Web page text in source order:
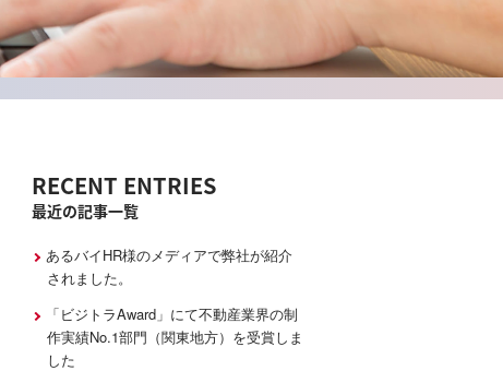
RECENT ENTRIES
最近の記事一覧
あるバイHR様のメディアで弊社が紹介
されました。
「ビジトラAward」にて不動産業界の制
作実績No.1部門（関東地方）を受賞しま
した